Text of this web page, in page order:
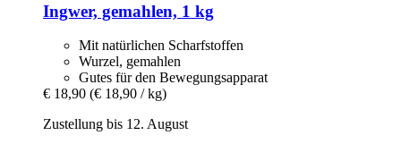
Ingwer, gemahlen, 1 kg
Mit natürlichen Scharfstoffen
Wurzel, gemahlen
Gutes für den Bewegungsapparat
€ 18,90 (€ 18,90 / kg)
Zustellung bis 12. August